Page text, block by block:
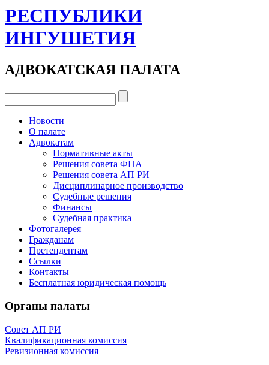
РЕСПУБЛИКИ
ИНГУШЕТИЯ
АДВОКАТСКАЯ ПАЛАТА
Новости
О палате
Адвокатам
Нормативные акты
Решения совета ФПА
Решения совета АП РИ
Дисциплинарное производство
Судебные решения
Финансы
Судебная практика
Фотогалерея
Гражданам
Претендентам
Ссылки
Контакты
Бесплатная юридическая помощь
Органы палаты
Совет АП РИ
Квалификационная комиссия
Ревизионная комиссия